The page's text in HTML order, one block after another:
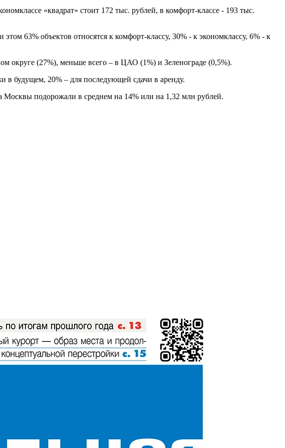
«квадрат» стоит 172 тыс. рублей, в комфорт-классе - 193 тыс.
63% объектов относятся к комфорт-классу, 30% - к экономклассу, 6% - к
округе (27%), меньше всего – в ЦАО (1%) и Зеленограде (0,5%).
в будущем, 20% – для последующей сдачи в аренду.
Москвы подорожали в среднем на 14% или на 1,32 млн рублей.